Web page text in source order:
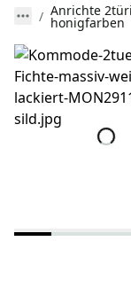
Anrichte
honigfarben